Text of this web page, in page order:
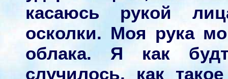
касаюсь рукой
осколки. Моя рука
облака. Я как
случилось, как